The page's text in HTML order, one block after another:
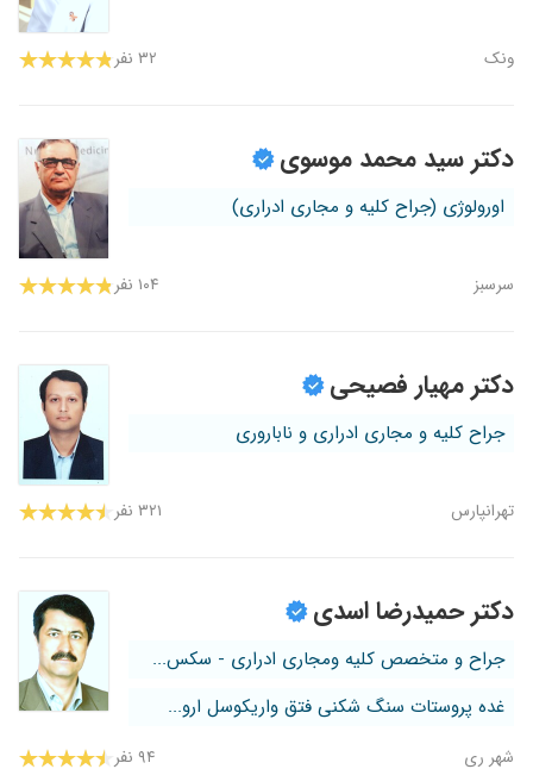
ونک ۳۲ نفر
دکتر سید محمد موسوی
اورولوژی (جراح کلیه و مجاری ادراری)
سرسبز ۱۰۴ نفر
دکتر مهیار فصیحی
جراح کلیه و مجاری ادراری و ناباروری
تهرانپارس ۳۲۱ نفر
دکتر حمیدرضا اسدی
جراح و متخصص کلیه ومجاری ادراری - سکس...
غده پروستات سنگ شکنی فتق واریکوسل ارو...
شهر ری ۹۴ نفر